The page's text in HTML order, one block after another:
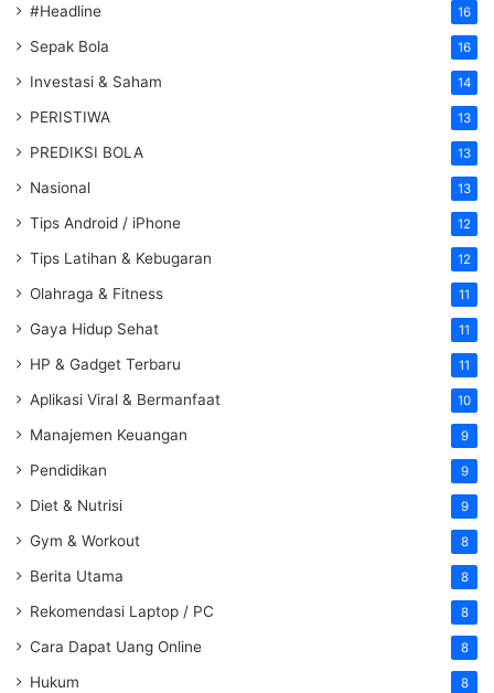
#Headline 16
Sepak Bola 16
Investasi & Saham 14
PERISTIWA 13
PREDIKSI BOLA 13
Nasional 13
Tips Android / iPhone 12
Tips Latihan & Kebugaran 12
Olahraga & Fitness 11
Gaya Hidup Sehat 11
HP & Gadget Terbaru 11
Aplikasi Viral & Bermanfaat 10
Manajemen Keuangan 9
Pendidikan 9
Diet & Nutrisi 9
Gym & Workout 8
Berita Utama 8
Rekomendasi Laptop / PC 8
Cara Dapat Uang Online 8
Hukum 8